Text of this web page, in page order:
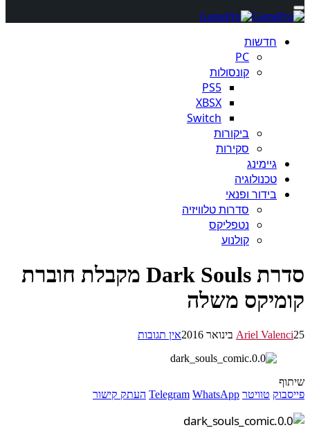
חדשות
PC
קונסולות
PS5
XBSX
Switch
ביקורות
סקירות
גיימינג
טכנולוגיה
בידור ופנאי
סדרות טלוויזיה
נטפליקס
קולנוע
סדרת Dark Souls מקבלת חוברת
משלה
Ariel אין תגובות
טוויטר Telegram WhatsApp העתק קישור